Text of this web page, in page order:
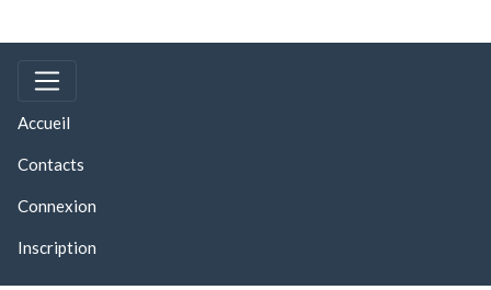
Accueil
Contacts
Connexion
Inscription